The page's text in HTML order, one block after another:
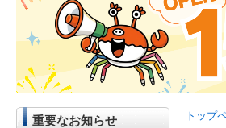
重要なお知らせ トップ